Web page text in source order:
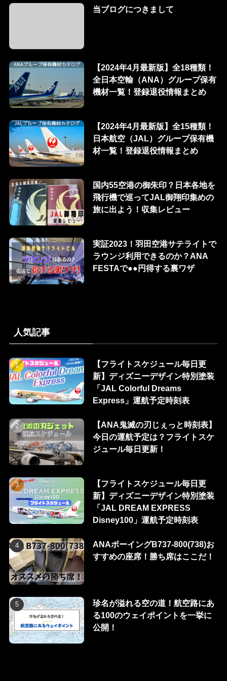
当ブログにつきまして
【2024年4月最新版】全18種類！
全日本空輸（ANA）グループ保有
機材一覧！登録退役情報まとめ
【2024年4月最新版】全15種類！
日本航空（JAL）グループ保有機
材一覧！登録退役情報まとめ
国内55空港の御朱印？日本各地を
飛行機で巡ってJAL御翔印集めの
旅に出よう！収集レビュー
実証2023！羽田空港サテライトで
ラウンジ利用できるのか？ANA
FESTAで●●円得する裏ワザ
人気記事
【フライトスケジュール毎日更
新】ディズニーデザイン特別塗装
「JAL Colorful Dreams
Express」運航予定時刻表
【ANA鬼滅の刃じぇっと時刻表】
今日の運航予定は？フライトスケ
ジュール毎日更新！
【フライトスケジュール毎日更
新】ディズニーデザイン特別塗装
「JAL DREAM EXPRESS
Disney100」運航予定時刻表
ANAボーイングB737-800(738)お
すすめの座席！勝ち席はここだ！
珍名が溢れる空の道！航空路にあ
る100のウェイポイントを一挙に
公開！